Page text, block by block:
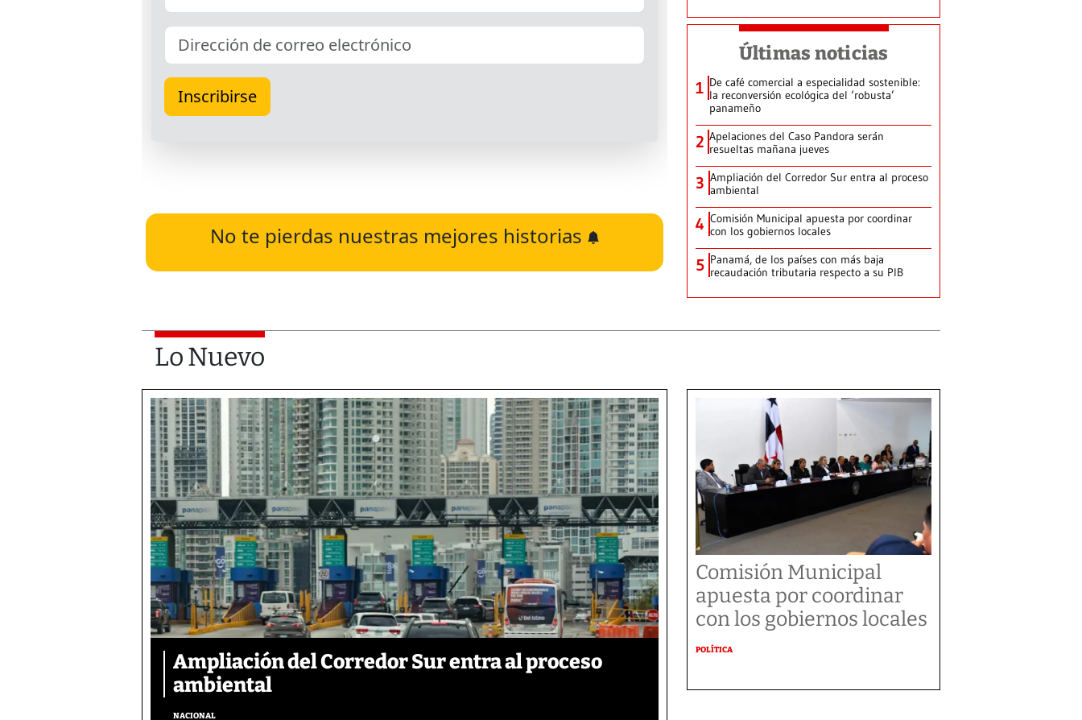
No te pierdas nuestras mejores historias
Últimas noticias
1 De café comercial a especialidad sostenible:
la reconversión ecológica del ‘robusta’
panameño
2 Apelaciones del Caso Pandora serán
resueltas mañana jueves
3 Ampliación del Corredor Sur entra al proceso
ambiental
4 Comisión Municipal apuesta por coordinar
con los gobiernos locales
5 Panamá, de los países con más baja
recaudación tributaria respecto a su PIB
Lo Nuevo
Ampliación del Corredor Sur entra al proceso
ambiental
NACIONAL
Comisión Municipal
apuesta por coordinar
con los gobiernos locales
POLÍTICA